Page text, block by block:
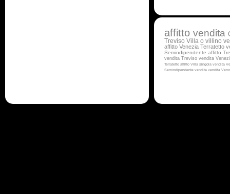
affitto vendita
Treviso Villa o villino
affitto Venezia Terratetto
Semindipendente affitto
vendita Treviso vendita
Terratetto affitto Villa singola vendita
Semindipendente vendita vendita